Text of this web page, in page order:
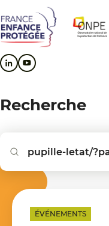
au
contenu
principal
au
menu
principal
au
pied
de
Recherche
ÉVÉNEMENTS